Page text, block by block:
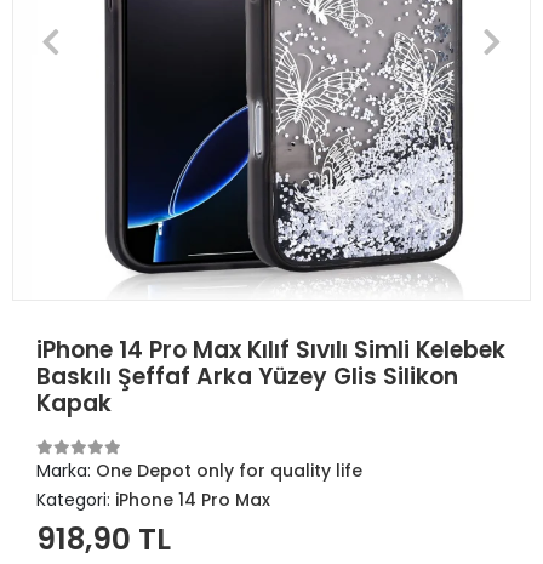
iPhone 14 Pro Max Kılıf Sıvılı Simli Kelebek
Baskılı Şeffaf Arka Yüzey Glis Silikon
Kapak
Marka: One Depot only for quality life
Kategori: iPhone 14 Pro Max
918,90 TL